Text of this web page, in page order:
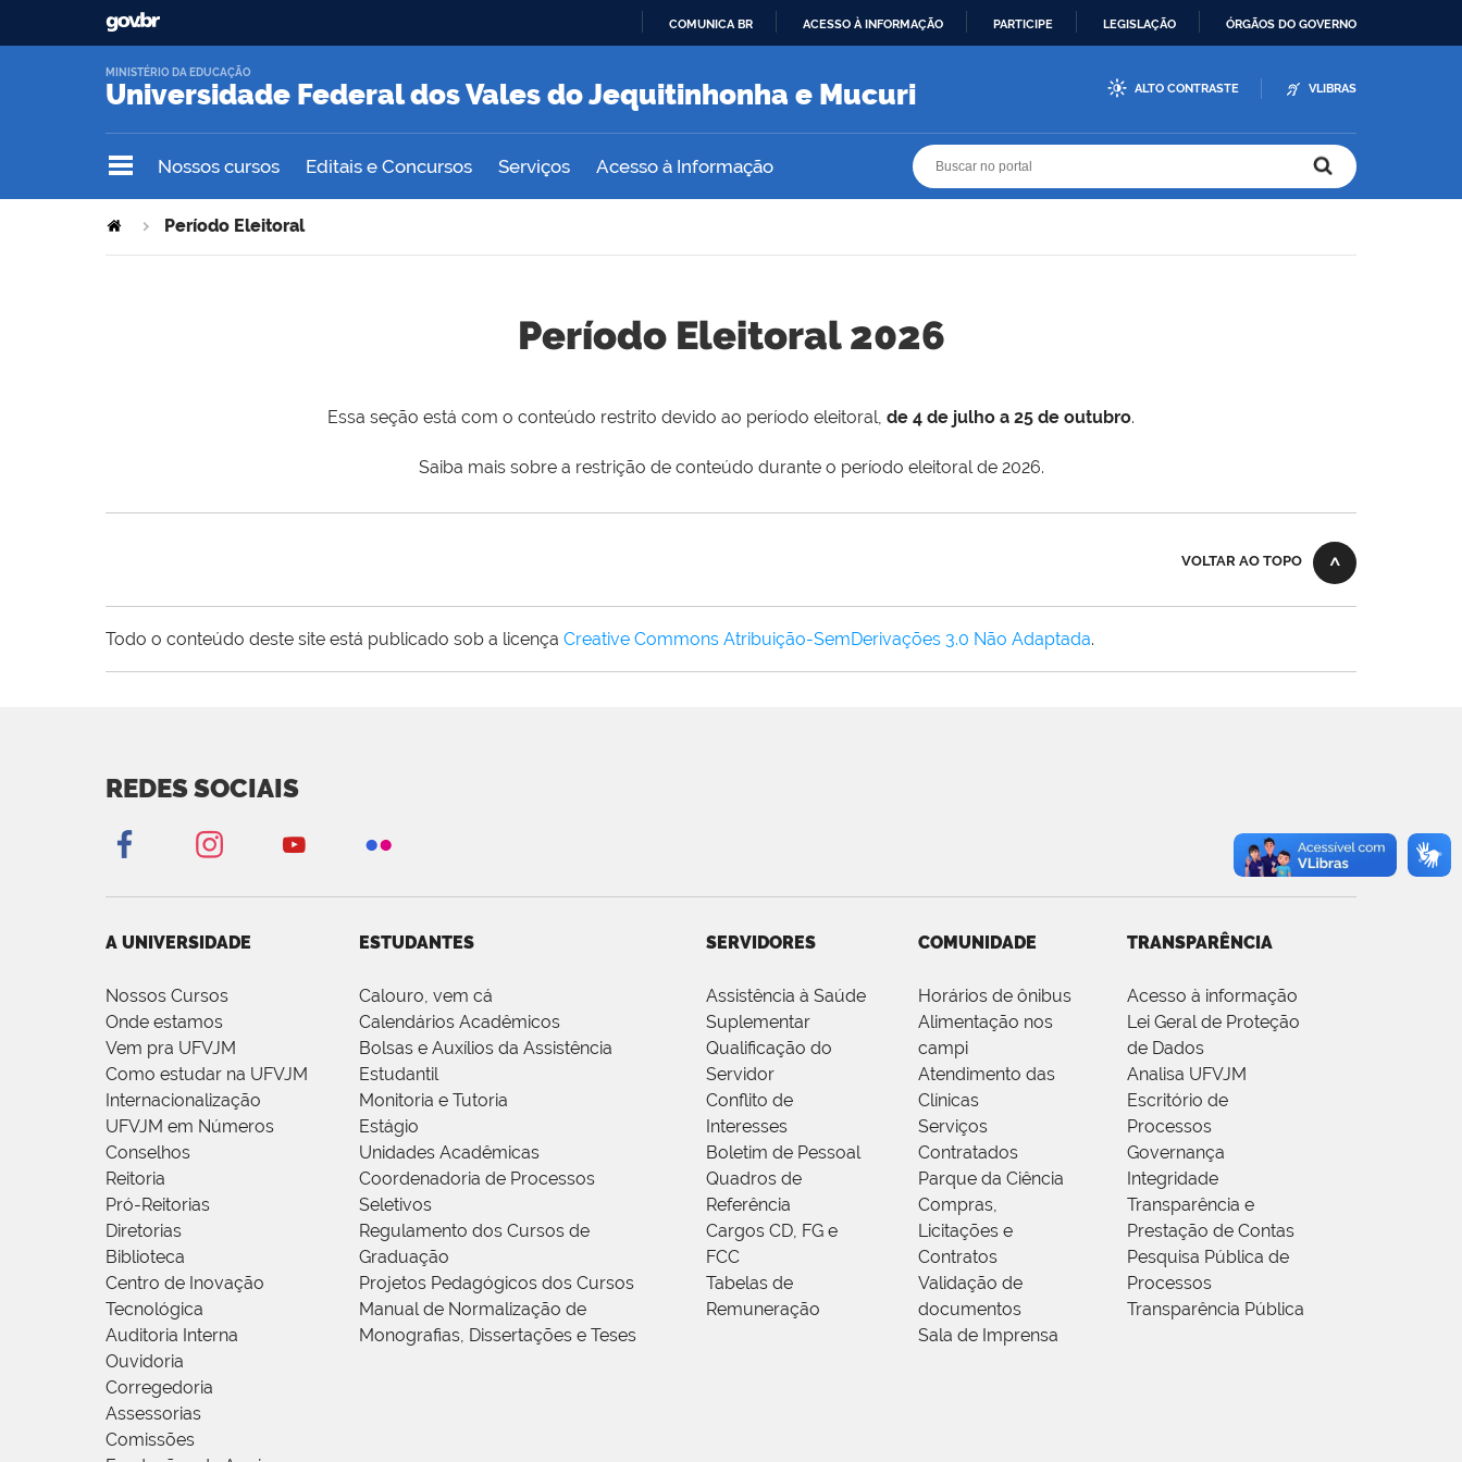
O
COMUNICA BR ACESSO À INFORMAÇÃO PARTICIPE LEGISLAÇÃO ÓRGÃOS DO GOVERNO
Universidade Federal dos Vales do Jequitinhonha e Mucuri
MINISTÉRIO DA EDUCAÇÃO
ALTO CONTRASTE VLIBRAS
Nossos cursos Editais e Concursos Serviços Acesso à Informação
Período Eleitoral
Período Eleitoral 2026
Essa seção está com o conteúdo restrito devido ao período eleitoral, de 4 de julho a 25 de outubro.
Saiba mais sobre a restrição de conteúdo durante o período eleitoral de 2026.
VOLTAR AO TOPO
Todo o conteúdo deste site está publicado sob a licença Creative Commons Atribuição-SemDerivações 3.0 Não Adaptada.
REDES SOCIAIS
A UNIVERSIDADE
Nossos Cursos
Onde estamos
Vem pra UFVJM
Como estudar na UFVJM
Internacionalização
UFVJM em Números
Conselhos
Reitoria
Pró-Reitorias
Diretorias
Biblioteca
Centro de Inovação
Tecnológica
Auditoria Interna
Ouvidoria
Corregedoria
Assessorias
Comissões
ESTUDANTES
Calouro, vem cá
Calendários Acadêmicos
Bolsas e Auxílios da Assistência
Estudantil
Monitoria e Tutoria
Estágio
Unidades Acadêmicas
Coordenadoria de Processos
Seletivos
Regulamento dos Cursos de
Graduação
Projetos Pedagógicos dos Cursos
Manual de Normalização de
Monografias, Dissertações e Teses
SERVIDORES
Assistência à Saúde
Suplementar
Qualificação do
Servidor
Conflito de
Interesses
Boletim de Pessoal
Quadros de
Referência
Cargos CD, FG e
FCC
Tabelas de
Remuneração
COMUNIDADE
Horários de ônibus
Alimentação nos
campi
Atendimento das
Clínicas
Serviços
Contratados
Parque da Ciência
Compras,
Licitações e
Contratos
Validação de
documentos
Sala de Imprensa
TRANSPARÊNCIA
Acesso à informação
Lei Geral de Proteção
de Dados
Analisa UFVJM
Escritório de
Processos
Governança
Integridade
Transparência e
Prestação de Contas
Pesquisa Pública de
Processos
Transparência Pública